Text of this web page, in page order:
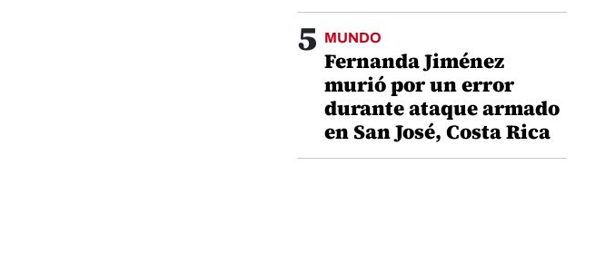
5 MUNDO
Fernanda Jiménez
murió por un error
durante ataque armado
en San José, Costa Rica